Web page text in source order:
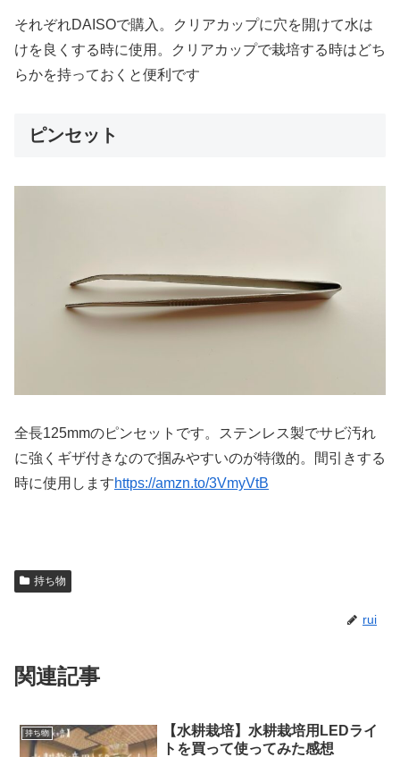
それぞれDAISOで購入。クリアカップに穴を開けて水は
けを良くする時に使用。クリアカップで栽培する時はどち
らかを持っておくと便利です
ピンセット
全長125mmのピンセットです。ステンレス製でサビ汚れ
に強くギザ付きなので掴みやすいのが特徴的。間引きする
時に使用しますhttps://amzn.to/3VmyVtB
持ち物
rui
関連記事
持ち物
【水耕栽培】水耕栽培用LEDライ
トを買って使ってみた感想